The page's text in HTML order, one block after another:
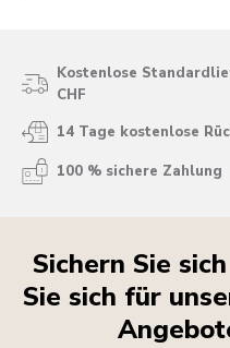
Kostenlose
CHF
14 Tage kostenlose
100 % sichere Zahlung
Sichern Sie
Sie sich für